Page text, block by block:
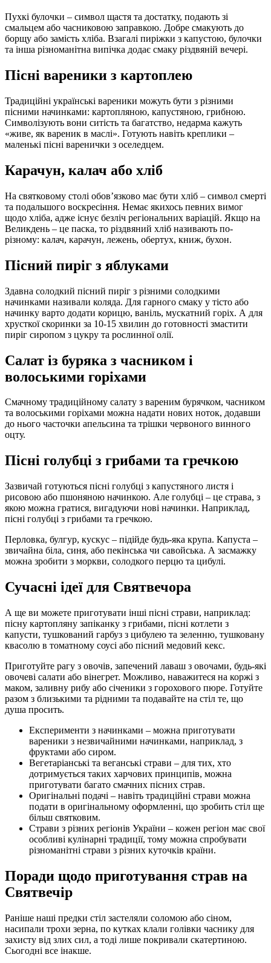
Пухкі булочки – символ щастя та достатку, подають зі
смальцем або часниковою заправкою. Добре смакують до
борщу або замість хліба. Взагалі пиріжки з капустою, булочки
та інша різноманітна випічка додає смаку різдвяній вечері.
Пісні вареники з картоплею
Традиційні українські вареники можуть бути з різними
пісними начинками: картопляною, капустяною, грибною.
Символізують вони ситість та багатство, недарма кажуть
«живе, як вареник в маслі». Готують навіть креплики –
маленькі пісні варенички з оселедцем.
Карачун, калач або хліб
На святковому столі обов’язково має бути хліб – символ смерті
та подальшого воскресіння. Немає якихось певних вимог
щодо хліба, адже існує безліч регіональних варіацій. Якщо на
Великдень – це паска, то різдвяний хліб називають по-
різному: калач, карачун, лежень, обертух, книж, бухон.
Пісний пиріг з яблуками
Здавна солодкий пісний пиріг з різними солодкими
начинками називали коляда. Для гарного смаку у тісто або
начинку варто додати корицю, ваніль, мускатний горіх. А для
хрусткої скоринки за 10-15 хвилин до готовності змастити
пиріг сиропом з цукру та рослинної олії.
Салат із буряка з часником і
волоськими горіхами
Смачному традиційному салату з вареним бурячком, часником
та волоськими горіхами можна надати нових ноток, додавши
до нього часточки апельсина та трішки червоного винного
оцту.
Пісні голубці з грибами та гречкою
Зазвичай готуються пісні голубці з капустяного листя і
рисовою або пшоняною начинкою. Але голубці – це страва, з
якою можна гратися, вигадуючи нові начинки. Наприклад,
пісні голубці з грибами та гречкою.
Перловка, булгур, кускус – підійде будь-яка крупа. Капуста –
звичайна біла, синя, або пекінська чи савойська. А засмажку
можна зробити з моркви, солодкого перцю та цибулі.
Сучасні ідеї для Святвечора
А ще ви можете приготувати інші пісні страви, наприклад:
пісну картопляну запіканку з грибами, пісні котлети з
капусти, тушкований гарбуз з цибулею та зеленню, тушковану
квасолю в томатному соусі або пісний медовий кекс.
Приготуйте рагу з овочів, запечений лаваш з овочами, будь-які
овочеві салати або вінегрет. Можливо, наважитеся на коржі з
маком, заливну рибу або січеники з горохового пюре. Готуйте
разом з близькими та рідними та подавайте на стіл те, що
душа просить.
Експерименти з начинками – можна приготувати
вареники з незвичайними начинками, наприклад, з
фруктами або сиром.
Вегетаріанські та веганські страви – для тих, хто
дотримується таких харчових принципів, можна
приготувати багато смачних пісних страв.
Оригінальні подачі – навіть традиційні страви можна
подати в оригінальному оформленні, що зробить стіл ще
більш святковим.
Страви з різних регіонів України – кожен регіон має свої
особливі кулінарні традиції, тому можна спробувати
різноманітні страви з різних куточків країни.
Поради щодо приготування страв на
Святвечір
Раніше наші предки стіл застеляли соломою або сіном,
насипали трохи зерна, по кутках клали голівки часнику для
захисту від злих сил, а тоді лише покривали скатертиною.
Сьогодні все інакше.